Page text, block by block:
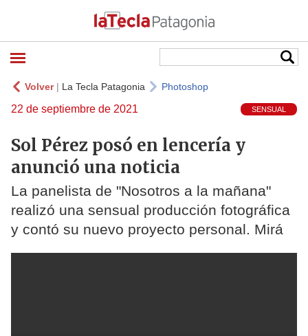
Volver| La Tecla Patagonia Photoshop
22 de septiembre de 2021 SENSUAL
Sol Pérez posó en lencería y
anunció una noticia
La panelista de "Nosotros a la mañana"
realizó una sensual producción fotográfica
y contó su nuevo proyecto personal. Mirá